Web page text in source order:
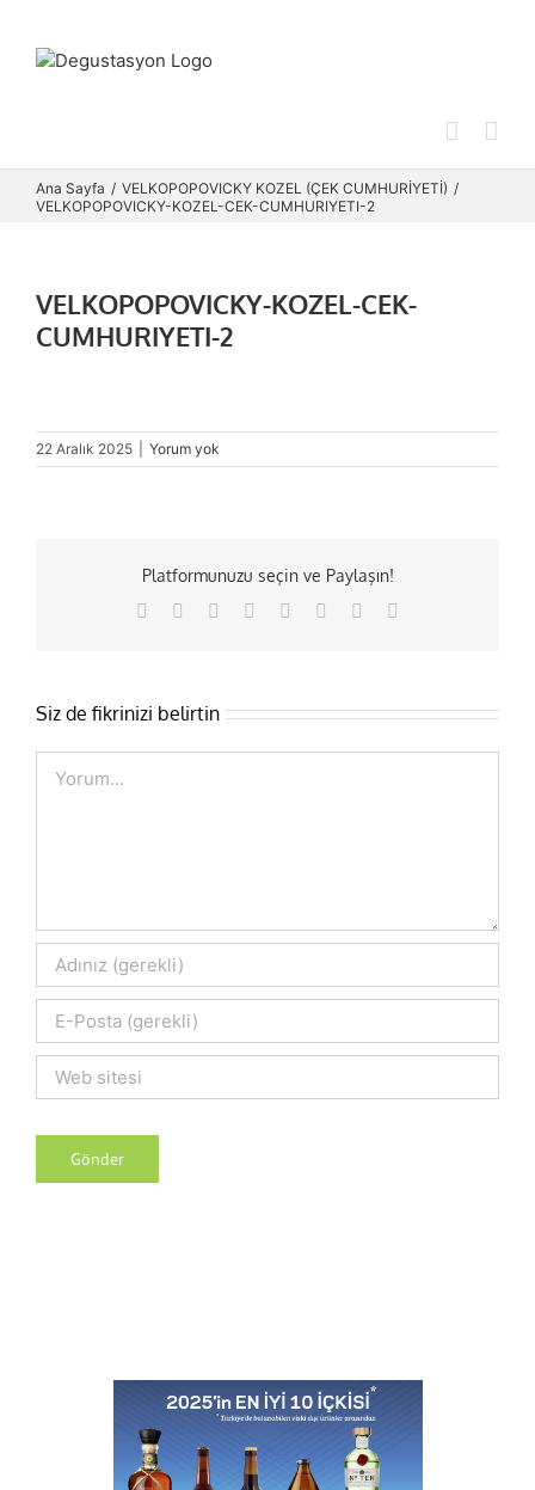
content
Ana Sayfa
VELKOPOPOVICKY KOZEL (ÇEK CUMHURİYETİ)
VELKOPOPOVICKY-KOZEL-CEK-CUMHURIYETI-2
VELKOPOPOVICKY-KOZEL-CEK-
CUMHURIYETI-2
22 Aralık 2025 Yorum yok
Platformunuzu seçin ve Paylaşın!
Facebook Reddit LinkedIn
TumblrPinterest
Siz de fikrinizi belirtin